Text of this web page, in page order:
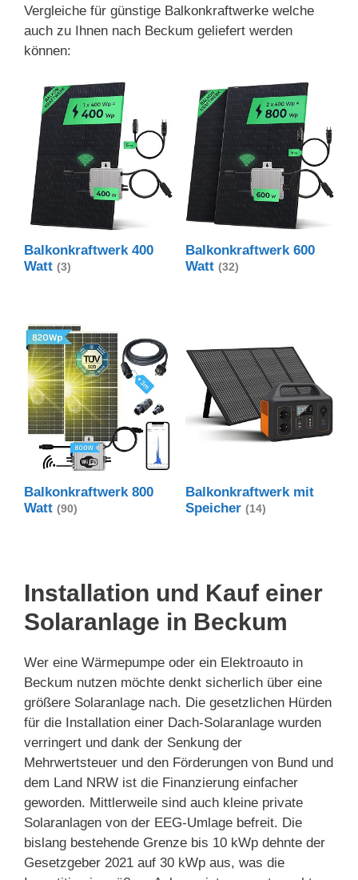
Vergleiche für günstige Balkonkraftwerke welche
auch zu Ihnen nach Beckum geliefert werden
können:
Balkonkraftwerk 400
Watt (3)
Balkonkraftwerk 600
Watt (32)
Balkonkraftwerk 800
Watt (90)
Balkonkraftwerk mit
Speicher (14)
Installation und Kauf einer
Solaranlage in Beckum
Wer eine Wärmepumpe oder ein Elektroauto in
Beckum nutzen möchte denkt sicherlich über eine
größere Solaranlage nach. Die gesetzlichen Hürden
für die Installation einer Dach-Solaranlage wurden
verringert und dank der Senkung der
Mehrwertsteuer und den Förderungen von Bund und
dem Land NRW ist die Finanzierung einfacher
geworden. Mittlerweile sind auch kleine private
Solaranlagen von der EEG-Umlage befreit. Die
bislang bestehende Grenze bis 10 kWp dehnte der
Gesetzgeber 2021 auf 30 kWp aus, was die